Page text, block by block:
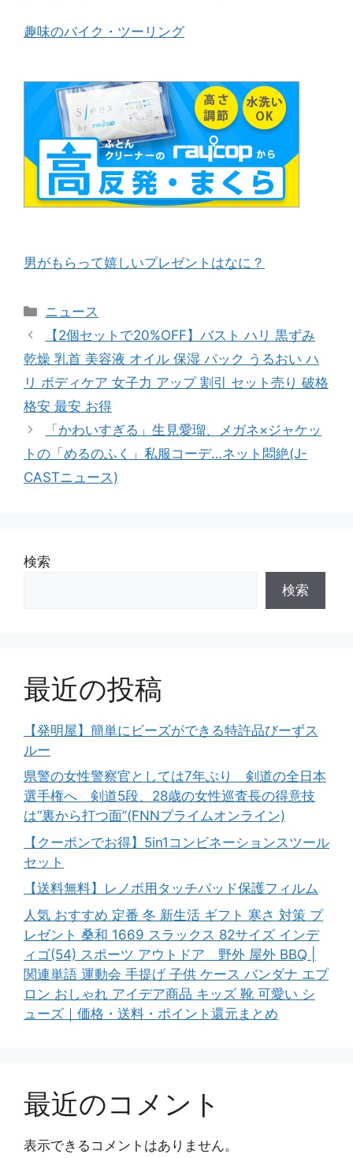
趣味のバイク・ツーリング
男がもらって嬉しいプレゼントはなに？
カ
テ
リ
ー
ニュース
【2個セットで20%OFF】バスト ハリ 黒ずみ
乾燥 乳首 美容液 オイル 保湿 パック うるおい ハ
リ ボディケア 女子力 アップ 割引 セット売り 破格
格安 最安 お得
「かわいすぎる」生見愛瑠、メガネ×ジャケッ
トの「めるのふく」私服コーデ…ネット悶絶(J-
CASTニュース)
検索
検索
最近の投稿
【発明屋】簡単にビーズができる特許品びーずス
ルー
県警の女性警察官としては7年ぶり 剣道の全日本
選手権へ 剣道5段、28歳の女性巡査長の得意技
は“裏から打つ面”(FNNプライムオンライン)
【クーポンでお得】5in1コンビネーションスツール
セット
【送料無料】レノボ用タッチパッド保護フィルム
人気 おすすめ 定番 冬 新生活 ギフト 寒さ 対策 プ
レゼント 桑和 1669 スラックス 82サイズ インデ
ィゴ(54) スポーツ アウトドア 野外 屋外 BBQ |
関連単語 運動会 手提げ 子供 ケース バンダナ エプ
ロン おしゃれ アイデア商品 キッズ 靴 可愛い シ
ューズ｜価格・送料・ポイント還元まとめ
最近のコメント
表示できるコメントはありません。